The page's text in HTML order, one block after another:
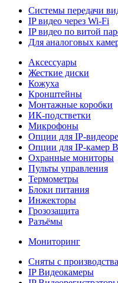
Системы передачи
IP видео через Wi-Fi
IP видео по витой
Для аналоговых
Аксессуары
Жесткие диски
Кожуха
Кронштейны
Монтажные коробки
ИК-подстветки
Микрофоны
Опции для IP-
Опции для IP-камер
Охранные мониторы
Пульты управления
Термометры
Блоки питания
Инжекторы
Грозозащита
Разъёмы
Мониторинг
Сняты с производства
IP Видеокамеры